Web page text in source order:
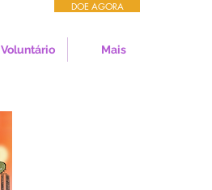
DOE AGORA
Voluntário Mais